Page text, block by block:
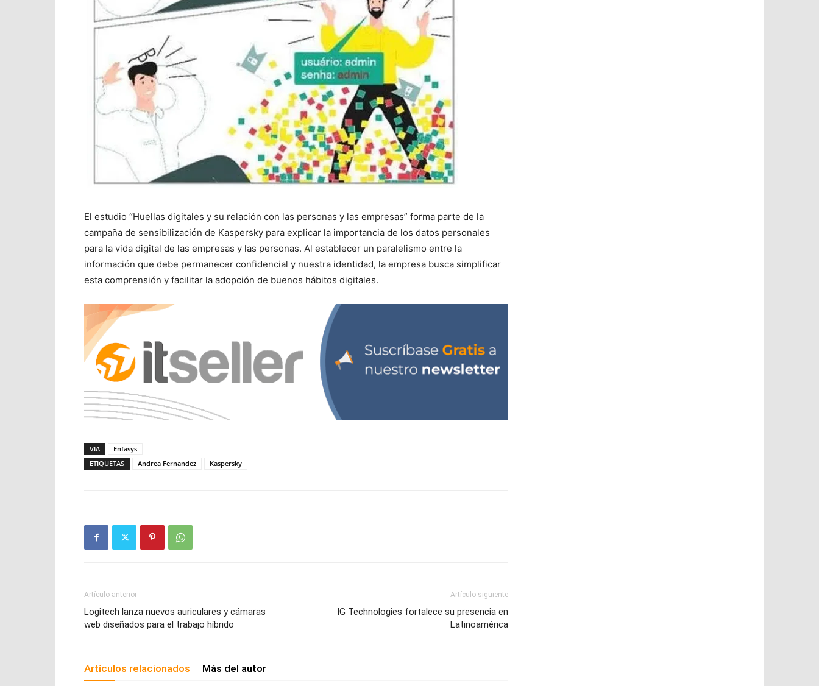
El estudio “Huellas digitales y su relación con las personas y las empresas” forma parte de la
campaña de sensibilización de Kaspersky para explicar la importancia de los datos personales
para la vida digital de las empresas y las personas. Al establecer un paralelismo entre la
información que debe permanecer confidencial y nuestra identidad, la empresa busca simplificar
esta comprensión y facilitar la adopción de buenos hábitos digitales.
VIA
Enfasys
ETIQUETAS
Andrea Fernandez Kaspersky
Artículo anterior
Logitech lanza nuevos auriculares y cámaras
web diseñados para el trabajo híbrido
Artículo siguiente
IG Technologies fortalece su presencia en
Latinoamérica
Artículos relacionados Más del autor